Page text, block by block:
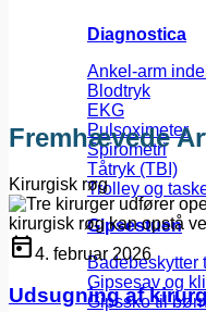
Diagnostica
Ankel-arm
Blodtryk
EKG
Pulsoximeter
Spirometri
Tåtryk (TBI)
Trolley og
Gipsestuen
Badebeskytter
Gipsesav og
Gipssko til børn
Fremhævede
Kirurgisk røg
today4. februar 2026
Udsugning af